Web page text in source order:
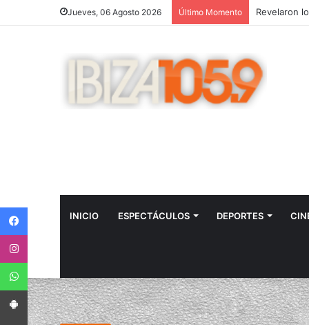
Jueves, 06 Agosto 2026 Último Momento
INICIO ESPECTÁCULOS DEPORTES
App Android
App iPhone